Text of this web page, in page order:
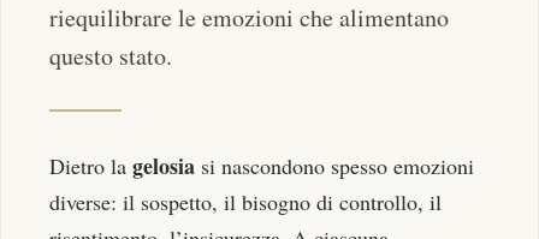
riequilibrare le emozioni che alimentano
questo stato.
Dietro la gelosia si nascondono spesso emozioni
diverse: il sospetto, il bisogno di controllo, il